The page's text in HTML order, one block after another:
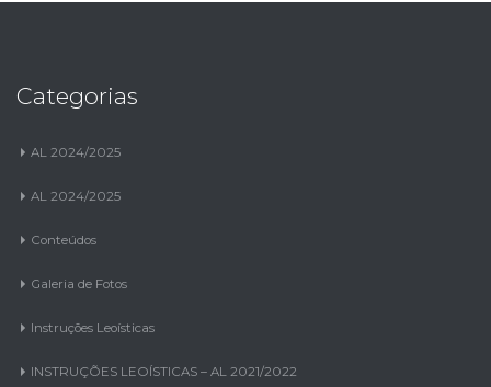
Categorias
AL 2024/2025
AL 2024/2025
Conteúdos
Galeria de Fotos
Instruções Leoísticas
INSTRUÇÕES LEOÍSTICAS – AL 2021/2022